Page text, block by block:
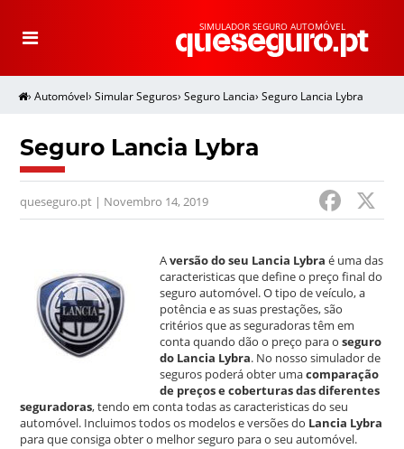
SIMULADOR SEGURO AUTOMÓVEL
T
o
l
n
g
a
t
i
o
› Automóvel› Simular Seguros› Seguro Lancia› Seguro Lancia Lybra
Seguro Lancia Lybra
queseguro.pt | Novembro 14, 2019
Aversão do seu Lancia Lybra é uma das
caracteristicas que define o preço final do
seguro automóvel. O tipo de veículo, a
potência e as suas prestações, são
critérios que as seguradoras têm em
conta quando dão o preço para o seguro
do Lancia Lybra. No nosso simulador de
seguros poderá obter umacomparação
de preços e coberturas das diferentes
seguradoras, tendo em conta todas as caracteristicas do seu
automóvel. Incluimos todos os modelos e versões do Lancia Lybra
para que consiga obter o melhor seguro para o seu automóvel.
F
a
c
e
o
o
k